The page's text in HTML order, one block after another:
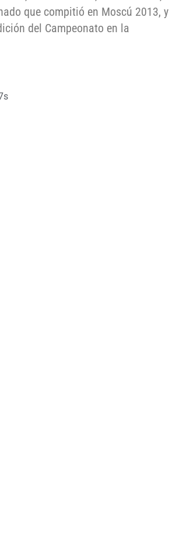
que compitió en Moscú 2013, y
del Campeonato en la